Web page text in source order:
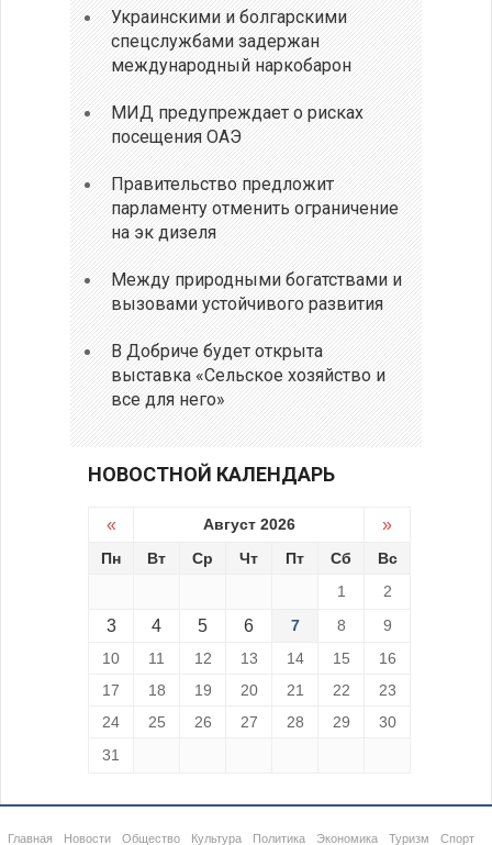
Украинскими и болгарскими
спецслужбами задержан
международный наркобарон
МИД предупреждает о рисках
посещения ОАЭ
Правительство предложит
парламенту отменить ограничение
на эк дизеля
Между природными богатствами и
вызовами устойчивого развития
В Добриче будет открыта
выставка «Сельское хозяйство и
все для него»
НОВОСТНОЙ КАЛЕНДАРЬ
« Август 2026 »
Пн Вт Ср Чт Пт Сб
Вс
1
2
3 4 5 6 7 8
9
10
11 12 13 14 15
16
17
18 19 20 21 22
23
24
25 26 27 28 29
30
31
Главная Новости Общество Культура Политика Экономика Туризм Спорт